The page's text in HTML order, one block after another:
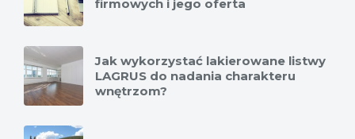
firmowych i jego oferta
Jak wykorzystać lakierowane listwy
LAGRUS do nadania charakteru
wnętrzom?